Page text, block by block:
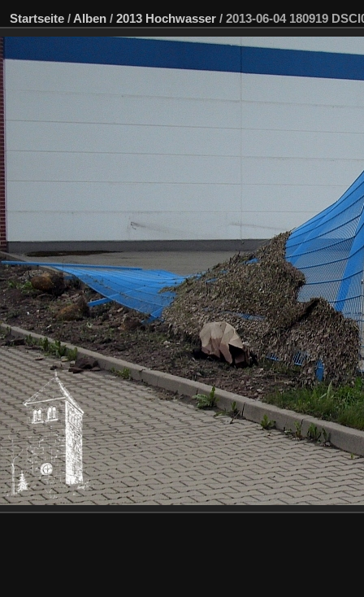
Startseite / Alben / 2013 Hochwasser / 2013-06-04 180919